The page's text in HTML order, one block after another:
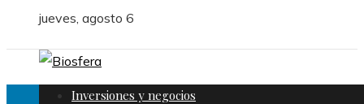
jueves, agosto 6
Inversiones y negocios